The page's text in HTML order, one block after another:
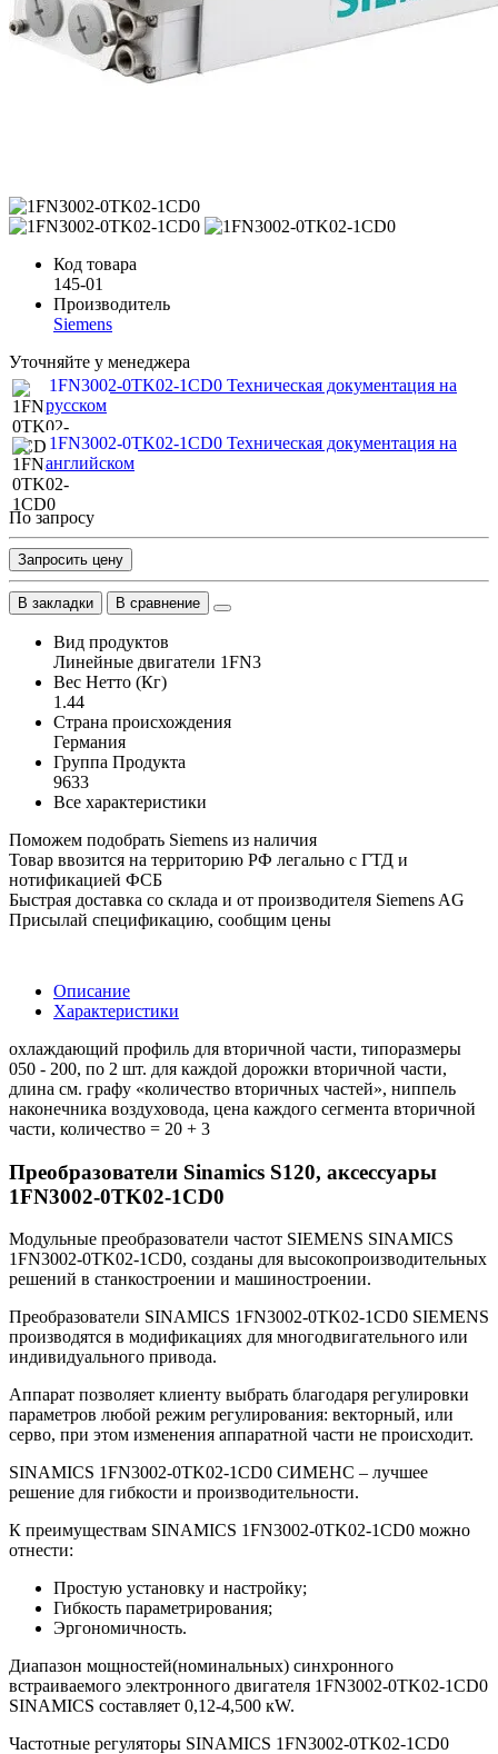
Код товара
145-01
Производитель
Siemens
Уточняйте у менеджера
1FN3002-0TK02-1CD0 Техническая документация на
русском
1FN3002-0TK02-1CD0 Техническая документация на
английском
По запросу
Запросить цену
В закладки В сравнение
Вид продуктов
Линейные двигатели 1FN3
Вес Нетто (Кг)
1.44
Страна происхождения
Германия
Группа Продукта
9633
Все характеристики
Поможем подобрать Siemens из наличия
Товар ввозится на территорию РФ легально с ГТД и
нотификацией ФСБ
Быстрая доставка со склада и от производителя Siemens AG
Присылай спецификацию, сообщим цены
Описание
Характеристики
охлаждающий профиль для вторичной части, типоразмеры
050 - 200, по 2 шт. для каждой дорожки вторичной части,
длина см. графу «количество вторичных частей», ниппель
наконечника воздуховода, цена каждого сегмента вторичной
части, количество = 20 + 3
Преобразователи Sinamics S120, аксессуары
1FN3002-0TK02-1CD0
Модульные преобразователи частот SIEMENS SINAMICS
1FN3002-0TK02-1CD0, созданы для высокопроизводительных
решений в станкостроении и машиностроении.
Преобразователи SINAMICS 1FN3002-0TK02-1CD0 SIEMENS
производятся в модификациях для многодвигательного или
индивидуального привода.
Аппарат позволяет клиенту выбрать благодаря регулировки
параметров любой режим регулирования: векторный, или
серво, при этом изменения аппаратной части не происходит.
SINAMICS 1FN3002-0TK02-1CD0 СИМЕНС – лучшее
решение для гибкости и производительности.
К преимуществам SINAMICS 1FN3002-0TK02-1CD0 можно
отнести:
Простую установку и настройку;
Гибкость параметрирования;
Эргономичность.
Диапазон мощностей(номинальных) синхронного
встраиваемого электронного двигателя 1FN3002-0TK02-1CD0
SINAMICS составляет 0,12-4,500 кW.
Частотные регуляторы SINAMICS 1FN3002-0TK02-1CD0